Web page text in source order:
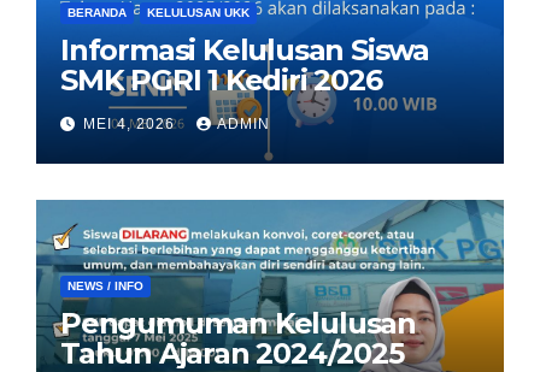
BERANDA KELULUSAN UKK
Informasi Kelulusan Siswa
SMK PGRI 1 Kediri 2026
MEI 4, 2026 ADMIN
NEWS / INFO
Pengumuman Kelulusan
Tahun Ajaran 2024/2025